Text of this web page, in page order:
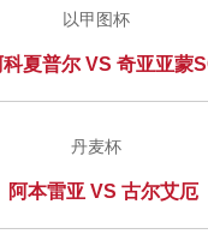
以甲图杯
科夏普尔 VS 奇亚亚蒙
丹麦杯
阿本雷亚 VS 古尔艾厄